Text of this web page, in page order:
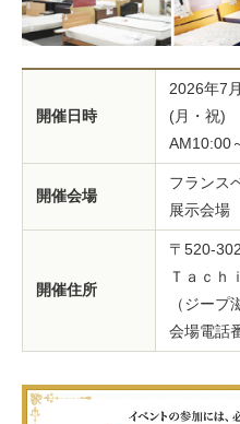
開催日時
2026年7
(月・祝)
AM10:00
開催会場
フランス
展示会場
開催住所
〒520-
Ｔａｃ
（ジープ
会場電話